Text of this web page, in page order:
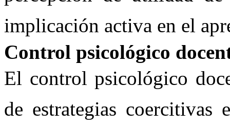
implicación activa en el
Control psicológico
El control psicológico
de estrategias coercitivas